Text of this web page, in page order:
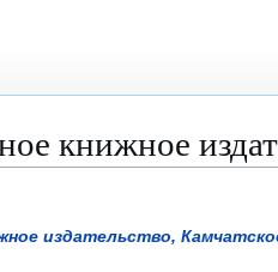
книжное
издательство,